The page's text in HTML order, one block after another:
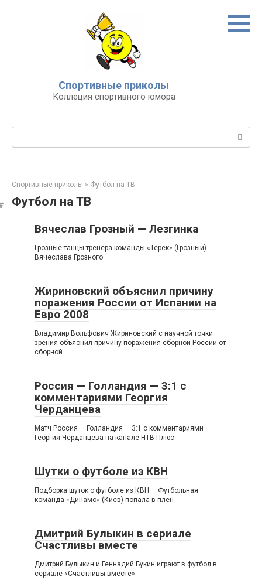
Спортивные приколы
Коллеция спортивного юмора
Спортивные приколы » Футбол на ТВ
Футбол на ТВ
Вячеслав Грозный — Лезгинка
Грозные танцы тренера команды «Терек» (Грозный)
Вячеслава Грозного
Жириновский объяснил причину
поражения России от Испании на
Евро 2008
Владимир Вольфович Жириновский с научной точки
зрения объяснил причину поражения сборной России от
сборной
Россия — Голландия — 3:1 с
комментариями Георгия
Черданцева
Матч Россия — Голландия — 3:1 c комментариями
Георгия Черданцева на канале НТВ Плюс.
Шутки о футболе из КВН
Подборка шуток о футболе из КВН — Футбольная
команда «Динамо» (Киев) попала в плен
Дмитрий Булыкин в сериале
Счастливы вместе
Дмитрий Булыкин и Геннадий Букин играют в футбол в
сериале «Счастливы вместе»